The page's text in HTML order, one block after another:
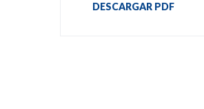
DESCARGAR PDF